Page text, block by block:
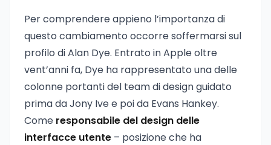
Per comprendere appieno l’importanza di
questo cambiamento occorre soffermarsi sul
profilo di Alan Dye. Entrato in Apple oltre
vent’anni fa, Dye ha rappresentato una delle
colonne portanti del team di design guidato
prima da Jony Ive e poi da Evans Hankey.
Come responsabile del design delle
interfacce utente – posizione che ha